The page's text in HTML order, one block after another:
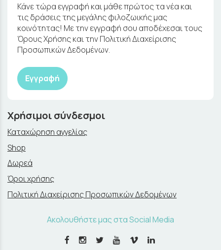
Κάνε τώρα εγγραφή και μάθε πρώτος τα νέα και
τις δράσεις της μεγάλης φιλοζωικής μας
κοινότητας! Με την εγγραφή σου αποδέχεσαι τους
Όρους Χρήσης και την Πολιτική Διαχείρισης
Προσωπικών Δεδομένων.
Εγγραφή
Χρήσιμοι σύνδεσμοι
Καταχώρηση αγγελίας
Shop
Δωρεά
Όροι χρήσης
Πολιτική Διαχείρισης Προσωπικών Δεδομένων
Ακολουθήστε μας στα Social Media